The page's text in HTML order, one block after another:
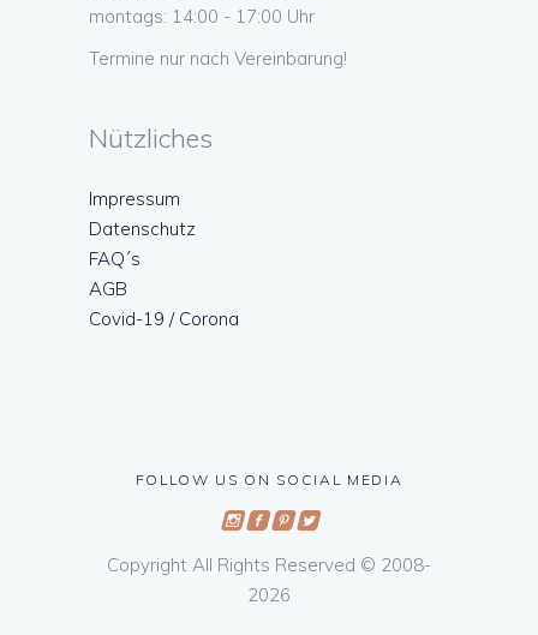
montags: 14:00 - 17:00 Uhr
Termine nur nach Vereinbarung!
Nützliches
Impressum
Datenschutz
FAQ´s
AGB
Covid-19 / Corona
FOLLOW US ON SOCIAL MEDIA
Copyright All Rights Reserved © 2008-
2026